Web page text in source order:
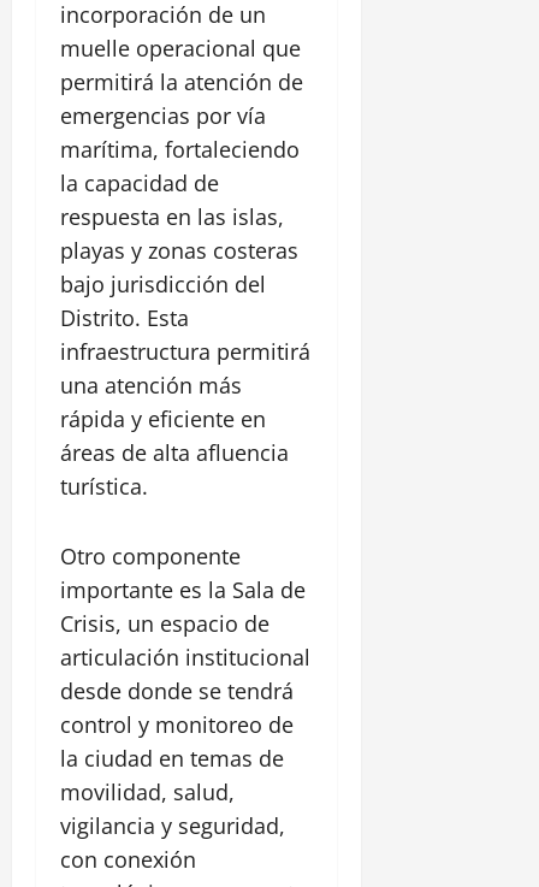
incorporación de un
muelle operacional que
permitirá la atención de
emergencias por vía
marítima, fortaleciendo
la capacidad de
respuesta en las islas,
playas y zonas costeras
bajo jurisdicción del
Distrito. Esta
infraestructura permitirá
una atención más
rápida y eficiente en
áreas de alta afluencia
turística.
Otro componente
importante es la Sala de
Crisis, un espacio de
articulación institucional
desde donde se tendrá
control y monitoreo de
la ciudad en temas de
movilidad, salud,
vigilancia y seguridad,
con conexión